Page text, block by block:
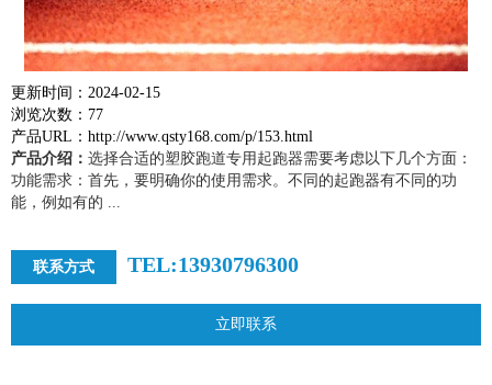
更新时间：2024-02-15
浏览次数：77
产品URL：http://www.qsty168.com/p/153.html
产品介绍： 选择合适的塑胶跑道专用起跑器需要考虑以下几个方面：
功能需求：首先，要明确你的使用需求。不同的起跑器有不同的功
能，例如有的 ...
联系方式 TEL:13930796300
立即联系